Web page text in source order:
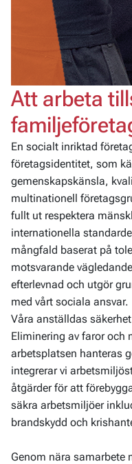
Att arbeta
En socialt inriktad
företagsidentitet, som
gemenskapskänsla,
multinationell
fullt ut respektera
internationella
mångfald baserat på
motsvarande
efterlevnad och utgör
med vårt sociala ansvar.
Våra anställdas
Eliminering av faror och
arbetsplatsen hanteras
integrerar vi
åtgärder för att
säkra arbetsmiljöer
brandskydd och
Genom nära samarbete